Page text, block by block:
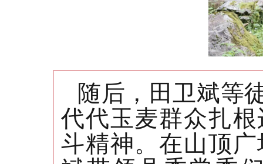
随后，田卫斌等
代代玉麦群众扎
斗精神。在山顶